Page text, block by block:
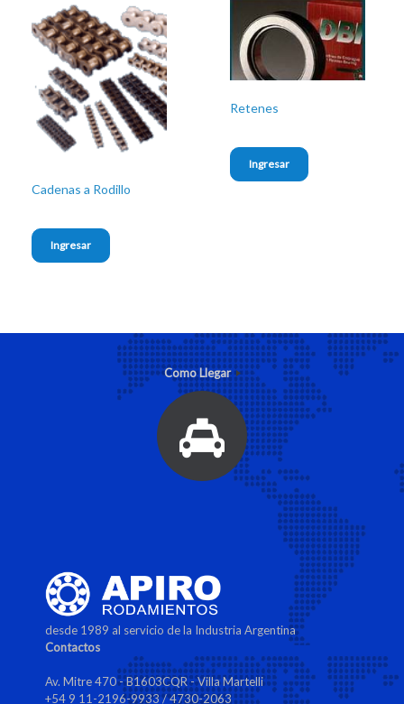
Cadenas a Rodillo
Ingresar
Retenes
Ingresar
Como Llegar
desde 1989 al servicio de la Industria Argentina
Contactos
Av. Mitre 470 - B1603CQR - Villa Martelli
+54 9 11-2196-9933 / 4730-2063